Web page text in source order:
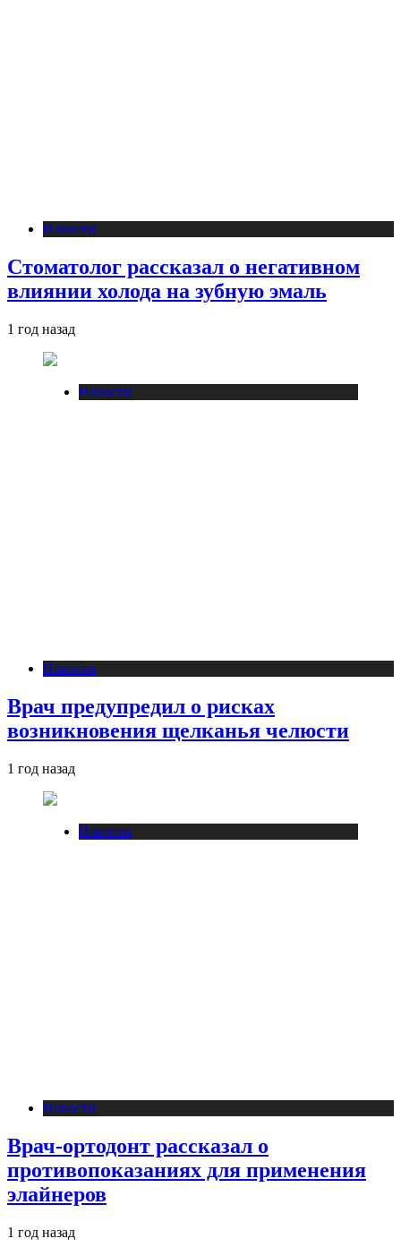
Новости
Стоматолог рассказал о негативном
влиянии холода на зубную эмаль
1 год назад
Новости
Новости
Врач предупредил о рисках
возникновения щелканья челюсти
1 год назад
Новости
Новости
Врач-ортодонт рассказал о
противопоказаниях для применения
элайнеров
1 год назад